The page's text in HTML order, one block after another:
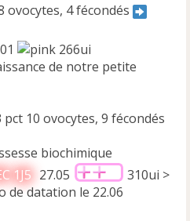
ovocytes, 4 fécondés
266ui
de notre petite
pct 10 ovocytes, 9 fécondés
biochimique
1J5 27.05
310ui >
de datation le 22.06